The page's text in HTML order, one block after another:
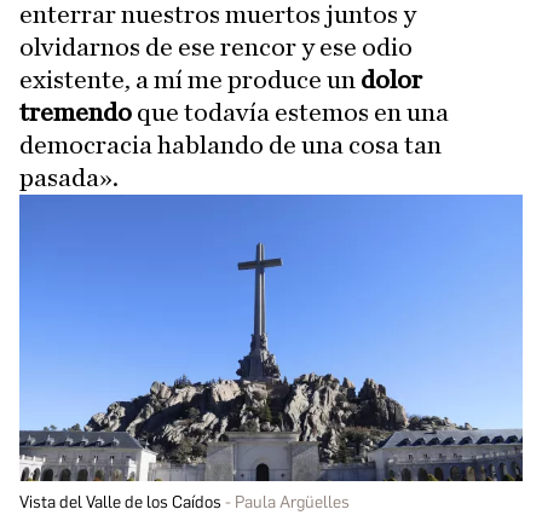
enterrar nuestros muertos juntos y
olvidarnos de ese rencor y ese odio
existente, a mí me produce un dolor
tremendo que todavía estemos en una
democracia hablando de una cosa tan
pasada».
Vista del Valle de los Caídos Paula Argüelles